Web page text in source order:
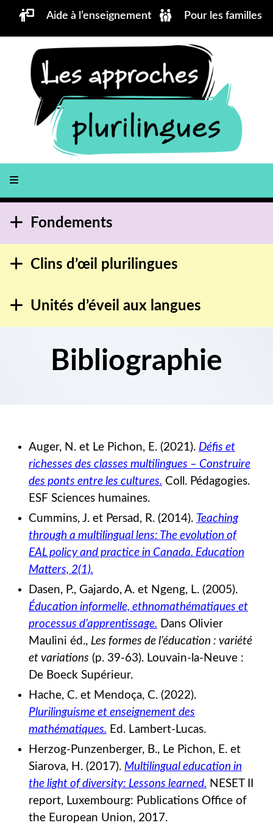
Aller au contenu principal
Aide à l’enseignement Pour les familles
Fondements
Clins d’œil plurilingues
Unités d’éveil aux langues
Bibliographie
Auger, N. et Le Pichon, E. (2021). Défis et
richesses des classes multilingues – Construire
des ponts entre les cultures. Coll. Pédagogies.
ESF Sciences humaines.
Cummins, J. et Persad, R. (2014). Teaching
through a multilingual lens: The evolution of
EAL policy and practice in Canada. Education
Matters, 2(1).
Dasen, P., Gajardo, A. et Ngeng, L. (2005).
Éducation informelle, ethnomathématiques et
processus d’apprentissage. Dans Olivier
Maulini éd., Les formes de l’éducation : variété
et variations (p. 39-63). Louvain-la-Neuve :
De Boeck Supérieur.
Hache, C. et Mendoça, C. (2022).
Plurilinguisme et enseignement des
mathématiques. Ed. Lambert-Lucas.
Herzog-Punzenberger, B., Le Pichon, E. et
Siarova, H. (2017). Multilingual education in
the light of diversity: Lessons learned. NESET II
report, Luxembourg: Publications Office of
the European Union, 2017.